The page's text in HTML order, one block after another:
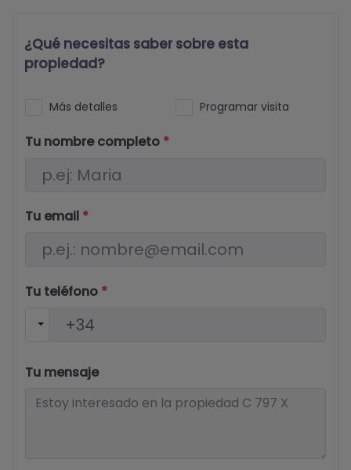
¿Qué necesitas saber sobre esta
propiedad?
Más detalles Programar visita
Tu nombre completo *
Tu email *
Tu teléfono *
Tu mensaje